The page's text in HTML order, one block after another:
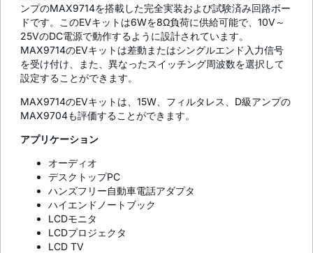
ンプのMAX9714を搭載した完全実装および試験済み回路ボー
ドです。このEVキットは6Wを8Ω負荷に供給可能で、10V～
25VのDC電源で動作するように設計されています。
MAX9714のEVキットは差動またはシングルエンド入力信号
を受け付け、また、異なったスイッチング周波数を選択して
設定することができます。
MAX9714のEVキットは、15W、フィルタレス、D級アンプの
MAX9704も評価することができます。
アプリケーション
オーディオ
デスクトップPC
ハンズフリー自動車電話アダプタ
ハイエンドノートブック
LCDモニタ
LCDプロジェクタ
LCD TV